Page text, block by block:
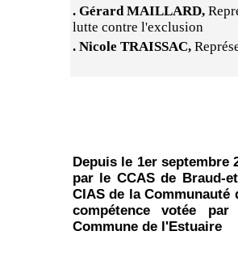
. Gérard MAILLARD,
lutte contre l'exclusion
. Nicole TRAISSAC,
Depuis le 1er septembre
par le CCAS de Braud-
CIAS de la
compétence votée
Commune de l'Estuaire